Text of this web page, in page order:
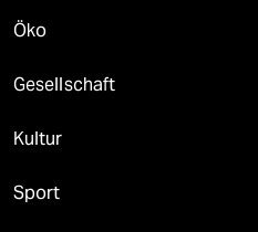
Öko
Gesellschaft
Kultur
Sport